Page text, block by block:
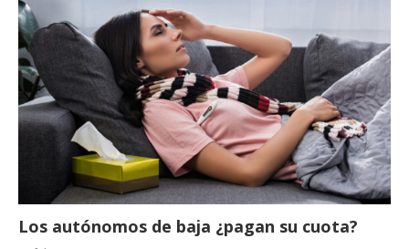
Los autónomos de baja ¿pagan su cuota?